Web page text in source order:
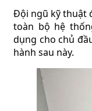
Đội ngũ kỹ thuật
toàn bộ hệ
dụng cho chủ
hành sau này.